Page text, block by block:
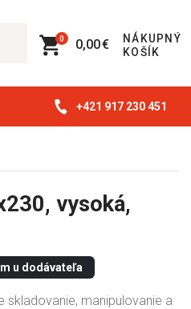
0,00 €
NÁKUPNÝ
KOŠÍK
0
+421 917 230 451
vysoká,
u dodávateľa
skladovanie, manipulovanie a